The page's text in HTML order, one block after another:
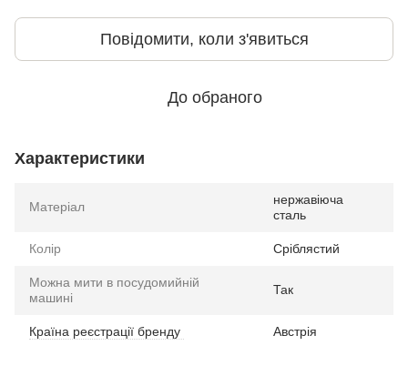
Повідомити, коли з'явиться
До обраного
Характеристики
Матеріал
нержавіюча
сталь
Колір Сріблястий
Можна мити в посудомийній
машині
Так
Країна реєстрації бренду Австрія